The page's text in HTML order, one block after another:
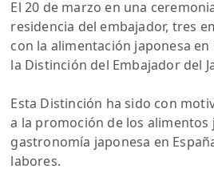
El 20 de marzo en una
residencia del embajador, tres
con la alimentación japonesa
la Distinción del Embajador del
Esta Distinción ha sido con
a la promoción de los alimentos
gastronomía japonesa en
labores.